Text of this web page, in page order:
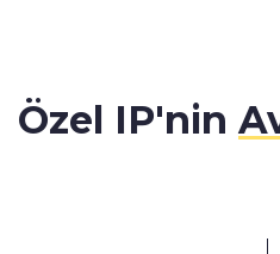
Özel IP'nin